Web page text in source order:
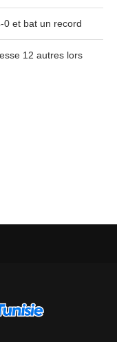
0 et bat un record
12 autres lors